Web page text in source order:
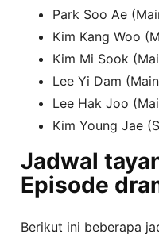
Park Soo Ae
Kim Kang Woo
Kim Mi Sook
Lee Yi Dam
Lee Hak Joo
Kim Young Jae
Jadwal
Episode
Berikut ini beberapa